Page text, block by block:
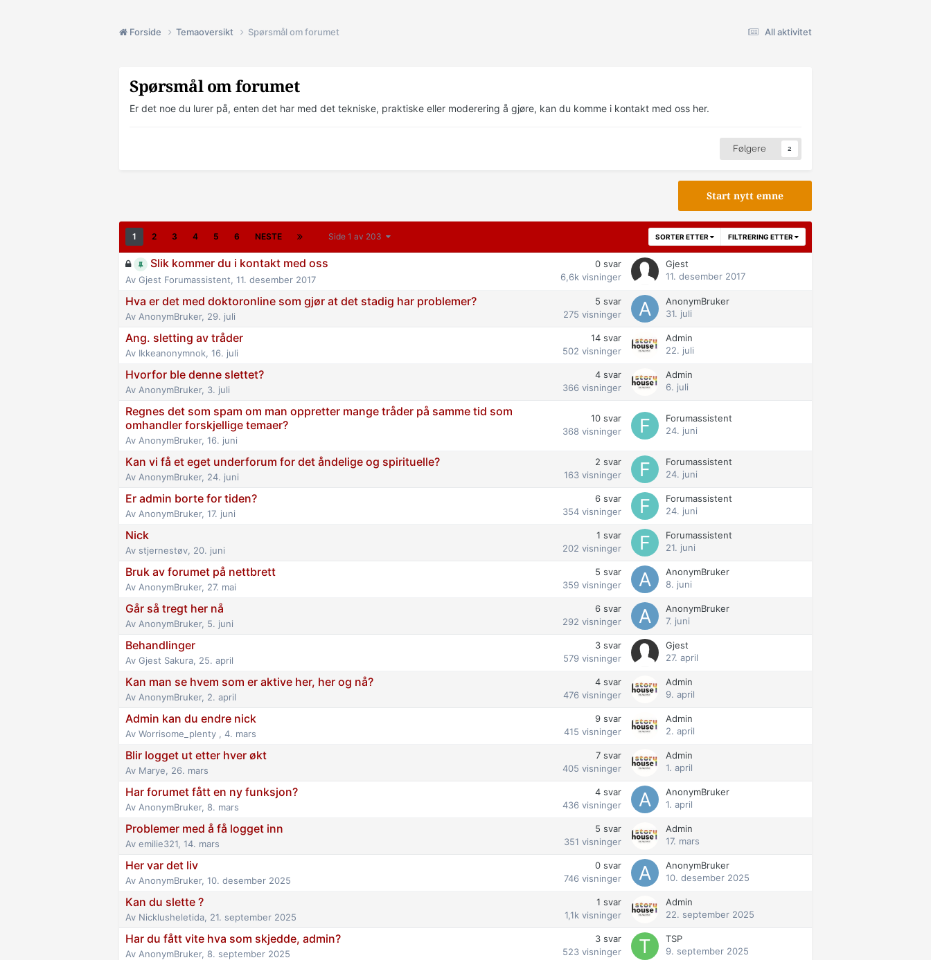
All aktivitet
Forside Temaoversikt Spørsmål om forumet
Spørsmål om forumet
Er det noe du lurer på, enten det har med det tekniske, praktiske eller moderering å gjøre, kan du komme i kontakt med oss her.
Følgere 2
Start nytt emne
SORTER ETTER FILTRERING ETTER
1 2 3 4 5 6 NESTE Side 1 av 203
Slik kommer du i kontakt med oss
Av Gjest Forumassistent, 11. desember 2017
0 svar
6,6k visninger
Gjest
11. desember 2017
Hva er det med doktoronline som gjør at det stadig har problemer?
Av AnonymBruker, 29. juli
5 svar
275 visninger
AnonymBruker
31. juli
Ang. sletting av tråder
Av Ikkeanonymnok, 16. juli
14 svar
502 visninger
Admin
22. juli
Hvorfor ble denne slettet?
Av AnonymBruker, 3. juli
4 svar
366 visninger
Admin
6. juli
Regnes det som spam om man oppretter mange tråder på samme tid som
omhandler forskjellige temaer?
Av AnonymBruker, 16. juni
10 svar
368 visninger
Forumassistent
24. juni
Kan vi få et eget underforum for det åndelige og spirituelle?
Av AnonymBruker, 24. juni
2 svar
163 visninger
Forumassistent
24. juni
Er admin borte for tiden?
Av AnonymBruker, 17. juni
6 svar
354 visninger
Forumassistent
24. juni
Nick
Av stjernestøv 20. juni
1 svar
202 visninger
Forumassistent
21. juni
Bruk av forumet på nettbrett
Av AnonymBruker, 27. mai
5 svar
359 visninger
AnonymBruker
8. juni
Går så tregt her nå
Av AnonymBruker, 5. juni
6 svar
292 visninger
AnonymBruker
7. juni
Behandlinger
Av Gjest Sakura, 25. april
3 svar
579 visninger
Gjest
27. april
Kan man se hvem som er aktive her, her og nå?
Av AnonymBruker, 2. april
4 svar
476 visninger
Admin
9. april
Admin kan du endre nick
Av Worrisome_plenty , 4. mars
9 svar
415 visninger
Admin
2. april
Blir logget ut etter hver økt
Av Marye 26. mars
7 svar
405 visninger
Admin
1. april
Har forumet fått en ny funksjon?
Av AnonymBruker, 8. mars
4 svar
436 visninger
AnonymBruker
1. april
Problemer med å få logget inn
Av emilie321 14. mars
5 svar
351 visninger
Admin
17. mars
Her var det liv
Av AnonymBruker, 10. desember 2025
0 svar
746 visninger
AnonymBruker
10. desember 2025
Kan du slette ?
Av Nicklusheletida 21. september 2025
1 svar
1,1k visninger
Admin
22. september 2025
Har du fått vite hva som skjedde, admin?
Av AnonymBruker, 8. september 2025
3 svar
523 visninger
TSP
9. september 2025